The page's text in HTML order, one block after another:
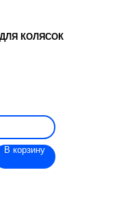
КОЛЯСОК
В корзину